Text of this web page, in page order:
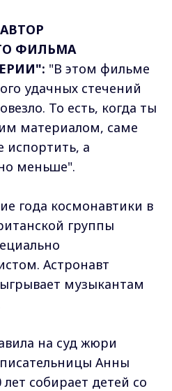
ФИЛЬМА
"В этом фильме
удачных стечений
То есть, когда ты
материалом, саме
испортить, а
меньше".
года космонавтики в
группы
Астронавт
музыкантам
на суд жюри
Анны
собирает детей со